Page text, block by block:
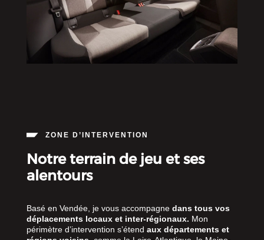
ZONE D’INTERVENTION
Notre terrain de jeu et ses
alentours
Basé en Vendée, je vous accompagnedans tous vos
déplacements locaux et inter-régionaux. Mon
périmètre d’intervention s’étend aux départements et